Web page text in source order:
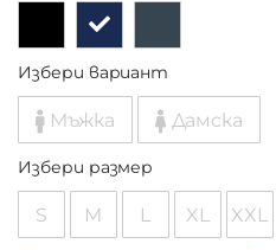
Избери вариант
Мъжка Дамска
Избери размер
S M L XL XXL